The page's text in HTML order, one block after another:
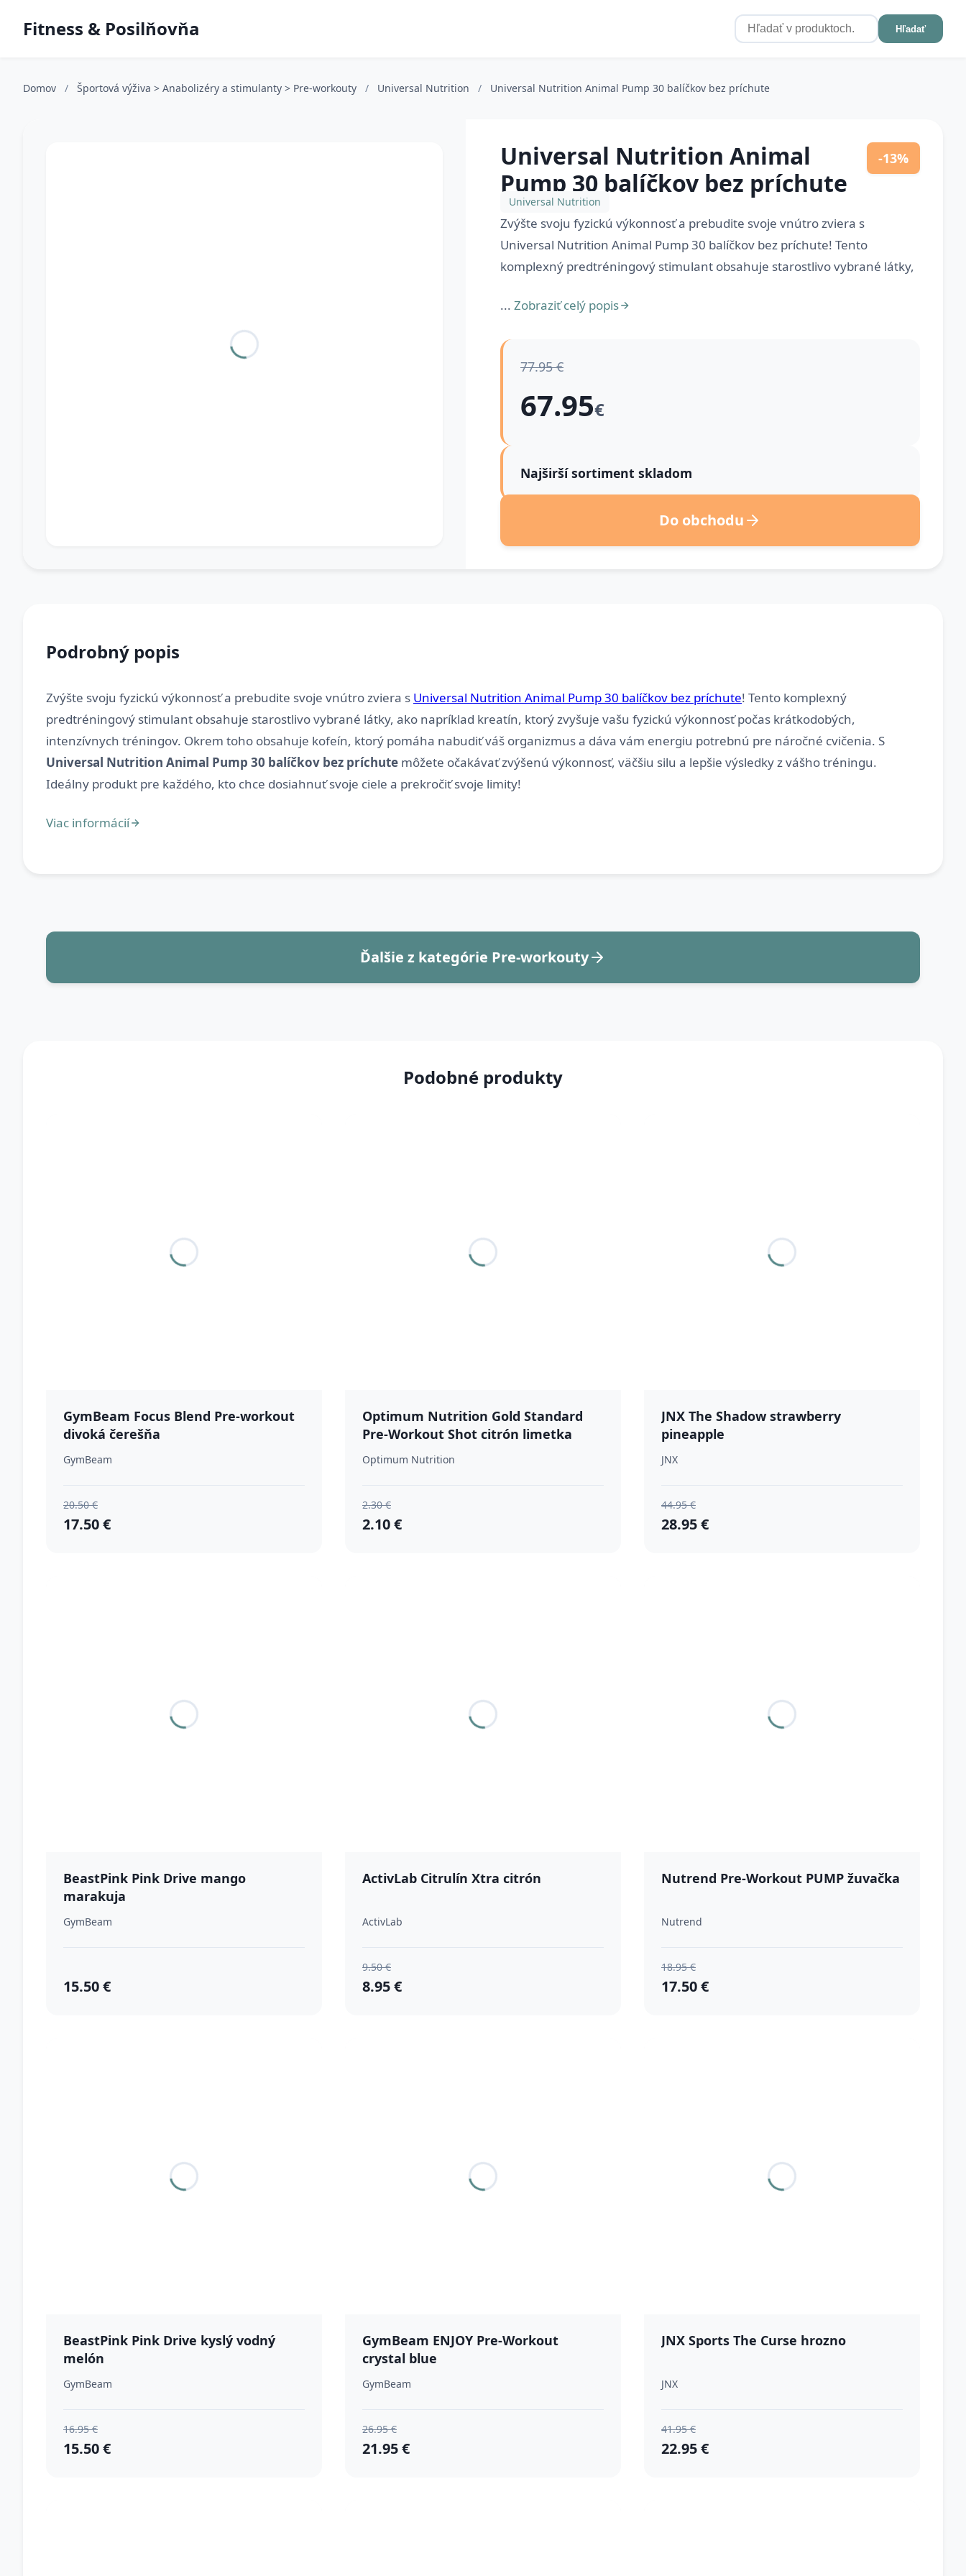
Fitness & Posilňovňa Hľadať
Domov / Športová výživa > Anabolizéry a stimulanty > Pre-workouty / Universal Nutrition / Universal Nutrition Animal Pump 30 balíčkov bez príchute
Universal Nutrition Animal
Pump 30 balíčkov bez príchute
-13%
Universal Nutrition
Zvýšte svoju fyzickú výkonnosť a prebudite svoje vnútro zviera s
Universal Nutrition Animal Pump 30 balíčkov bez príchute! Tento
komplexný predtréningový stimulant obsahuje starostlivo vybrané látky,
... Zobraziť celý popis
77.95 €
67.95€
Najširší sortiment skladom
Do obchodu
Podrobný popis
Zvýšte svoju fyzickú výkonnosť a prebudite svoje vnútro zviera s Universal Nutrition Animal Pump 30 balíčkov bez príchute! Tento komplexný
predtréningový stimulant obsahuje starostlivo vybrané látky, ako napríklad kreatín, ktorý zvyšuje vašu fyzickú výkonnosť počas krátkodobých,
intenzívnych tréningov. Okrem toho obsahuje kofeín, ktorý pomáha nabudiť váš organizmus a dáva vám energiu potrebnú pre náročné cvičenia. S
Universal Nutrition Animal Pump 30 balíčkov bez príchute môžete očakávať zvýšenú výkonnosť, väčšiu silu a lepšie výsledky z vášho tréningu.
Ďalšie z kategórie Pre-workouty
Podobné produkty
GymBeam Focus Blend Pre-workout
divoká čerešňa
GymBeam
20.50 €
17.50 €
Optimum Nutrition Gold Standard
Pre-Workout Shot citrón limetka
Optimum Nutrition
2.30 €
2.10 €
JNX The Shadow strawberry
pineapple
JNX
44.95 €
28.95 €
BeastPink Pink Drive mango
marakuja
GymBeam
15.50 €
ActivLab Citrulín Xtra citrón
ActivLab
9.50 €
8.95 €
Nutrend Pre-Workout PUMP žuvačka
Nutrend
18.95 €
17.50 €
BeastPink Pink Drive kyslý vodný
melón
GymBeam
16.95 €
15.50 €
GymBeam ENJOY Pre-Workout
crystal blue
GymBeam
26.95 €
21.95 €
JNX Sports The Curse hrozno
JNX
41.95 €
22.95 €